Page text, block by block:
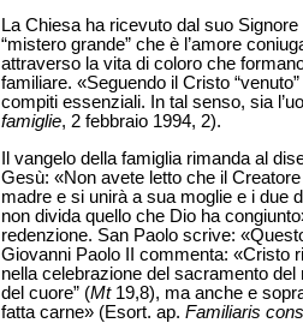
La Chiesa ha ricevuto dal suo
“mistero grande” che è l’amore
attraverso la vita di coloro che
familiare. «Seguendo il Cristo
compiti essenziali. In tal senso, sia
famiglie, 2 febbraio 1994, 2).
Il vangelo della famiglia rimanda al
Gesù: «Non avete letto che il
madre e si unirà a sua moglie e i due
non divida quello che Dio ha
redenzione. San Paolo scrive:
Giovanni Paolo II commenta: «Cristo
nella celebrazione del sacramento
del cuore” (Mt19,8), ma anche e
fatta carne» (Esort. ap. Familiaris